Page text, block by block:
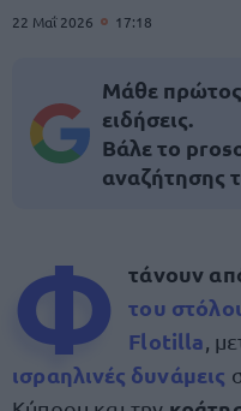
22 Μαΐ 2026 17:18
Μάθε πρώτος
ειδήσεις.
Βάλε το
αναζήτησης
Φ τάνουν
του
Flotilla ,
ισραηλινές δυνάμεις